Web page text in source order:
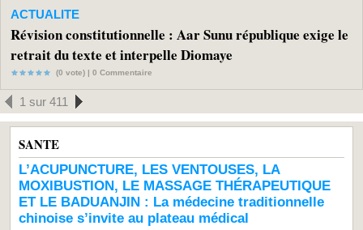
ACTUALITE
Révision constitutionnelle : Aar Sunu république exige le
retrait du texte et interpelle Diomaye
(0 vote) | 0 Commentaire
1 sur 411
SANTE
L’ACUPUNCTURE, LES VENTOUSES, LA
MOXIBUSTION, LE MASSAGE THÉRAPEUTIQUE
ET LE BADUANJIN : La médecine traditionnelle
chinoise s’invite au plateau médical